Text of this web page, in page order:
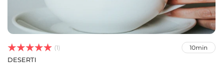


 (1) 10min
DESERTI